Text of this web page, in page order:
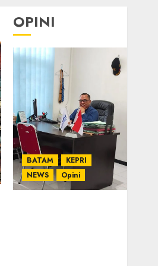
OPINI
BATAM
KEPRI
NEWS
Opini